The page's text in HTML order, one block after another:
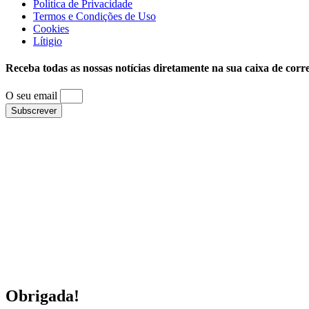
Politica de Privacidade
Termos e Condições de Uso
Cookies
Lítigio
Receba todas as nossas notícias diretamente na sua caixa de
O seu email
Subscrever
Obrigada!